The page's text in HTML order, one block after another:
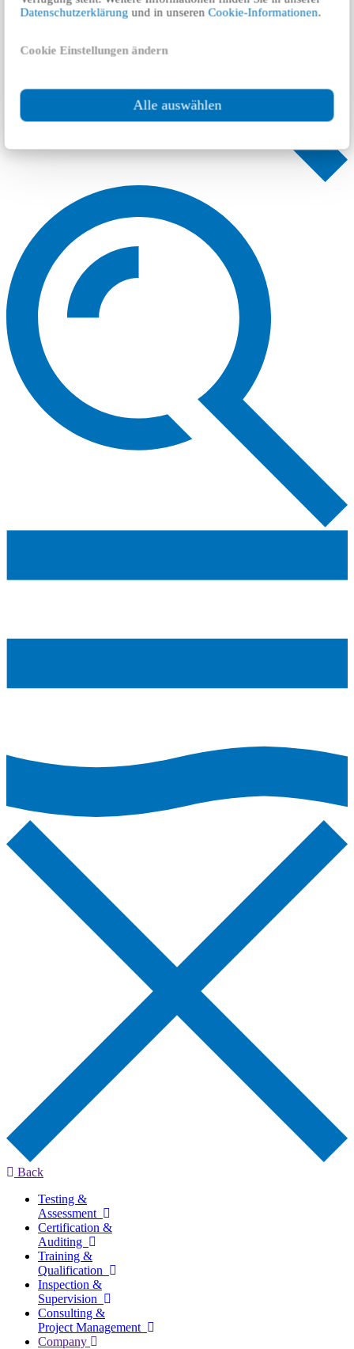
Datenschutzerklärung und in unserenCookie-Informationen.
Cookie Einstellungen ändern
Alle auswählen
Back
Testing &
Assessment
Certification &
Auditing
Training &
Qualification
Inspection &
Supervision
Consulting &
Project Management
Company